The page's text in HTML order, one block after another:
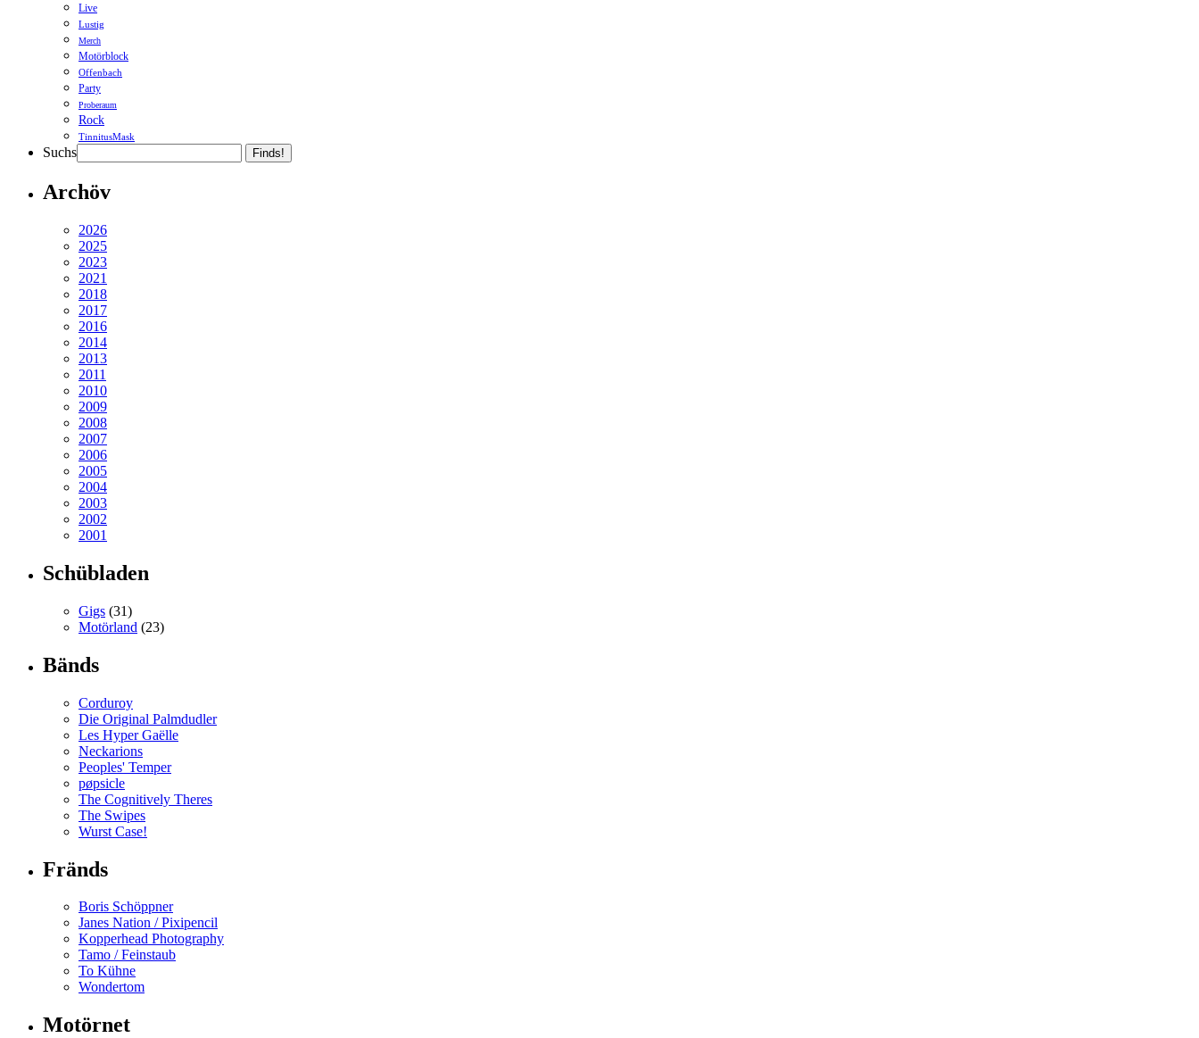
Live
Lustig
Merch
Motörblock
Offenbach
Party
Proberaum
Rock
TinnitusMask
Suchs Finds!
Archöv
2026
2025
2023
2021
2018
2017
2016
2014
2013
2011
2010
2009
2008
2007
2006
2005
2004
2003
2002
2001
Schübladen
Gigs (31)
Motörland (23)
Bänds
Corduroy
Die Original Palmdudler
Les Hyper Gaëlle
Neckarions
Peoples' Temper
pøpsicle
The Cognitively Theres
The Swipes
Wurst Case!
Fränds
Boris Schöppner
Janes Nation / Pixipencil
Kopperhead Photography
Tamo / Feinstaub
To Kühne
Wondertom
Motörnet